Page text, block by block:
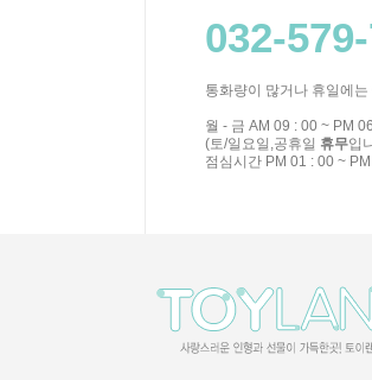
032-
통화량이 많거나 휴일에
월 - 금 AM 09 : 00 ~ PM
(토/일요일,공휴일 휴무입
점심시간 PM 01 : 00 ~